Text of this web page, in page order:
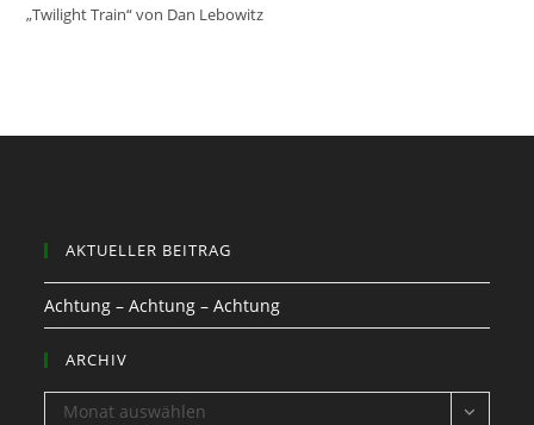
„Twilight Train“ von Dan Lebowitz
AKTUELLER BEITRAG
Achtung – Achtung – Achtung
ARCHIV
ARCHIV
Monat auswählen